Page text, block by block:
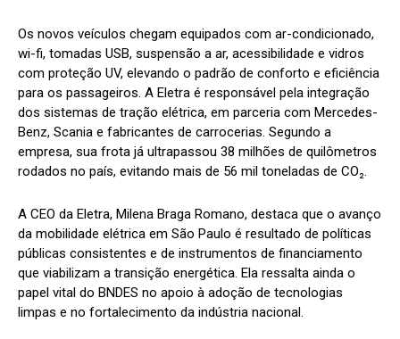
Os novos veículos chegam equipados com ar-condicionado,
wi-fi, tomadas USB, suspensão a ar, acessibilidade e vidros
com proteção UV, elevando o padrão de conforto e eficiência
para os passageiros. A Eletra é responsável pela integração
dos sistemas de tração elétrica, em parceria com Mercedes-
Benz, Scania e fabricantes de carrocerias. Segundo a
empresa, sua frota já ultrapassou 38 milhões de quilômetros
rodados no país, evitando mais de 56 mil toneladas de CO₂.
A CEO da Eletra, Milena Braga Romano, destaca que o avanço
da mobilidade elétrica em São Paulo é resultado de políticas
públicas consistentes e de instrumentos de financiamento
que viabilizam a transição energética. Ela ressalta ainda o
papel vital do BNDES no apoio à adoção de tecnologias
limpas e no fortalecimento da indústria nacional.